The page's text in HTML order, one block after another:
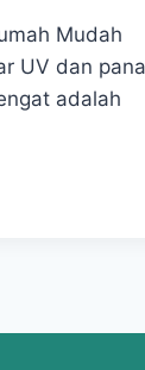
Mudah
UV dan
adalah